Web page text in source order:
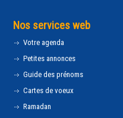
Nos services web
Votre agenda
Petites annonces
Guide des prénoms
Cartes de voeux
Ramadan